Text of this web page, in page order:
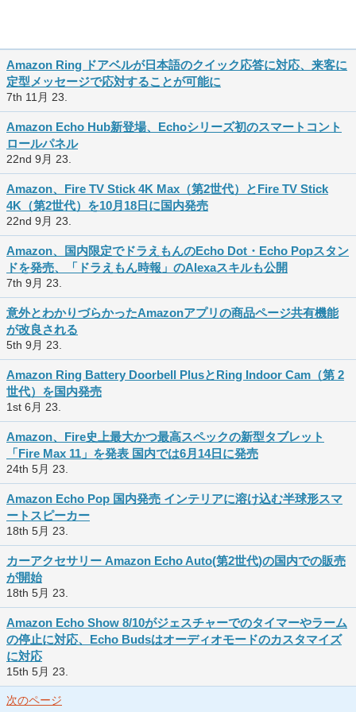
Amazon Ring ドアベルが日本語のクイック応答に対応、来客に
定型メッセージで応対することが可能に
7th 11月 23.
Amazon Echo Hub新登場、Echoシリーズ初のスマートコント
ロールパネル
22nd 9月 23.
Amazon、Fire TV Stick 4K Max（第2世代）とFire TV Stick
4K（第2世代）を10月18日に国内発売
22nd 9月 23.
Amazon、国内限定でドラえもんのEcho Dot・Echo Popスタン
ドを発売、「ドラえもん時報」のAlexaスキルも公開
7th 9月 23.
意外とわかりづらかったAmazonアプリの商品ページ共有機能
が改良される
5th 9月 23.
Amazon Ring Battery Doorbell PlusとRing Indoor Cam（第 2
世代）を国内発売
1st 6月 23.
Amazon、Fire史上最大かつ最高スペックの新型タブレット
「Fire Max 11」を発表 国内では6月14日に発売
24th 5月 23.
Amazon Echo Pop 国内発売 インテリアに溶け込む半球形スマ
ートスピーカー
18th 5月 23.
カーアクセサリー Amazon Echo Auto(第2世代)の国内での販売
が開始
18th 5月 23.
Amazon Echo Show 8/10がジェスチャーでのタイマーやラーム
の停止に対応、Echo Budsはオーディオモードのカスタマイズ
に対応
15th 5月 23.
次のページ